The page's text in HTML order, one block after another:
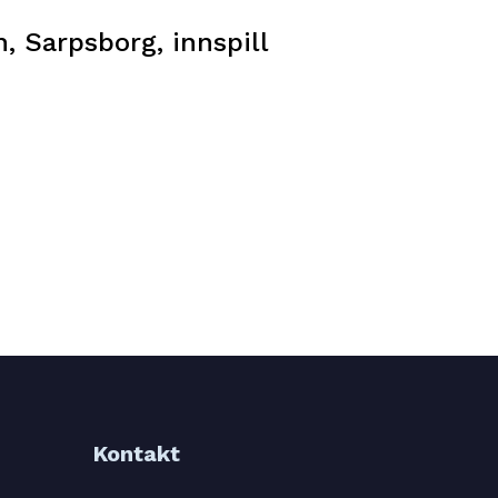
Sarpsborg, innspill
Kontakt